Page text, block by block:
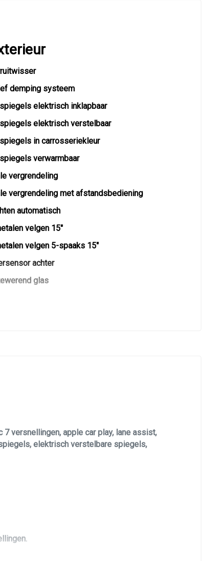
demping systeem
elektrisch inklapbaar
elektrisch verstelbaar
in carrosseriekleur
verwarmbaar
vergrendeling
vergrendeling met afstandsbediening
automatisch
velgen 15"
velgen 5-spaaks 15"
achter
glas
versnellingen, apple car play, lane assist,
elektrisch verstelbare spiegels,